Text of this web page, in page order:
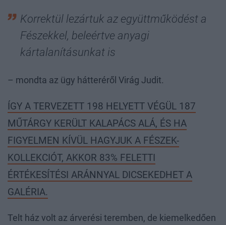
Korrektül lezártuk az együttműködést a
Fészekkel, beleértve anyagi
kártalanításunkat is
– mondta az ügy hátteréről Virág Judit.
ÍGY A TERVEZETT 198 HELYETT VÉGÜL 187
MŰTÁRGY KERÜLT KALAPÁCS ALÁ, ÉS HA
FIGYELMEN KÍVÜL HAGYJUK A FÉSZEK-
KOLLEKCIÓT, AKKOR 83% FELETTI
ÉRTÉKESÍTÉSI ARÁNNYAL DICSEKEDHET A
GALÉRIA.
Telt ház volt az árverési teremben, de kiemelkedően